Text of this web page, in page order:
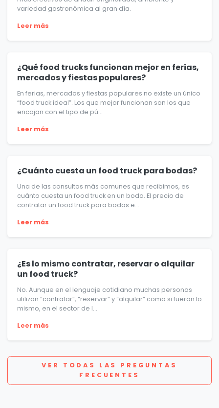
variedad gastronómica al gran día.
Leer más
¿Qué food trucks funcionan mejor en ferias,
mercados y fiestas populares?
En ferias, mercados y fiestas populares no existe un único
“food truck ideal”. Los que mejor funcionan son los que
encajan con el tipo de pú...
Leer más
¿Cuánto cuesta un food truck para bodas?
Una de las consultas más comunes que recibimos, es
cuánto cuesta un food truck en un boda. El precio de
contratar un food truck para bodas e...
Leer más
¿Es lo mismo contratar, reservar o alquilar
un food truck?
No. Aunque en el lenguaje cotidiano muchas personas
utilizan “contratar”, “reservar” y “alquilar” como si fueran lo
mismo, en el sector de l...
Leer más
VER TODAS LAS PREGUNTAS
FRECUENTES